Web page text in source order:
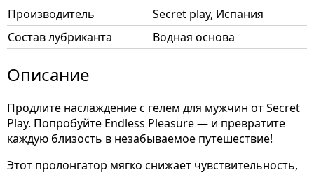
Производитель
Secret play, Испания
Состав лубриканта
Водная основа
Описание
Продлите наслаждение с гелем для мужчин от Secret
Play. Попробуйте Endless Pleasure — и превратите
каждую близость в незабываемое путешествие!
Этот пролонгатор мягко снижает чувствительность,